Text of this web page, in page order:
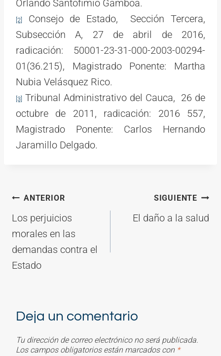
Orlando Santofimio Gamboa.
[2]
Consejo de Estado, Sección Tercera,
Subsección A, 27 de abril de 2016,
radicación: 50001-23-31-000-2003-00294-
01(36.215), Magistrado Ponente: Martha
Nubia Velásquez Rico.
[3] Tribunal Administrativo del Cauca, 26 de
octubre de 2011, radicación: 2016 557,
Magistrado Ponente: Carlos Hernando
Jaramillo Delgado.
Navegación
de
entradas
ANTERIOR
Los perjuicios
morales en las
demandas contra el
Estado
SIGUIENTE
El daño a la salud
Deja un comentario
Tu dirección de correo electrónico no será publicada.
Los campos obligatorios están marcados con *